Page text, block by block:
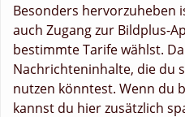
Besonders hervorzuheben
auch Zugang zur Bildplus-
bestimmte Tarife wählst.
Nachrichteninhalte, die du
nutzen könntest. Wenn du
kannst du hier zusätzlich